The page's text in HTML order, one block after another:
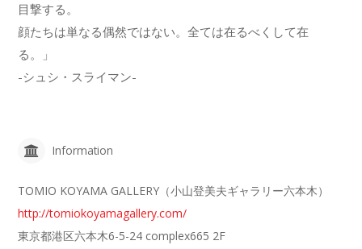
目撃する。
顔たちは単なる偶然ではない。全ては在るべくして在
る。」
-シュシ・スライマン-
Information
TOMIO KOYAMA GALLERY（小山登美夫ギャラリー六本木）
http://tomiokoyamagallery.com/
東京都港区六本木6-5-24 complex665 2F